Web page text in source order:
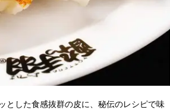
とした食感抜群の皮に、秘伝のレシピで味